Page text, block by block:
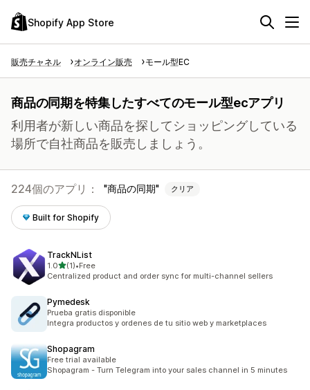
Shopify App Store
販売チャネル オンライン販売 モール型EC
商品の同期を特集したすべてのモール型ecアプリ
利用者が新しい商品を探してショッピングしている
場所で自社商品を販売しましょう。
224個のアプリ： 商品の同期 クリア
Built for Shopify
TrackNList
1.05つ星中
(1)
合計レビュー数：1件
•Free
Centralized product and order sync for multi-channel sellers
Pymedesk
Prueba gratis disponible
Integra productos y ordenes de tu sitio web y marketplaces
Shopagram
Free trial available
Shopagram - Turn Telegram into your sales channel in 5 minutes